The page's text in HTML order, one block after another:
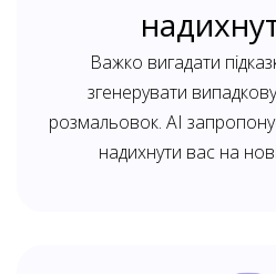
Важко вигадати
згенерувати
розмальовок. AI
надихнути вас на